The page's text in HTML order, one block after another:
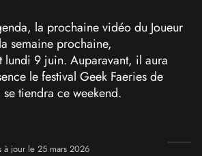
la prochaine vidéo du Joueur
semaine prochaine,
lundi 9 juin. Auparavant, il aura
le festival Geek Faeries de
se tiendra ce weekend.
jour le 25 mars 2026